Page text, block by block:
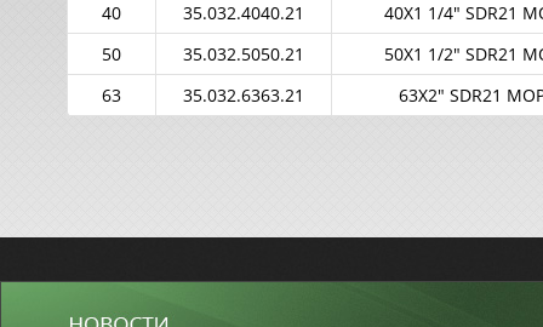
40
35.032.4040.21
40X1 1/4" SDR21
50
35.032.5050.21
50X1 1/2" SDR21
63
35.032.6363.21 63X2" SDR21